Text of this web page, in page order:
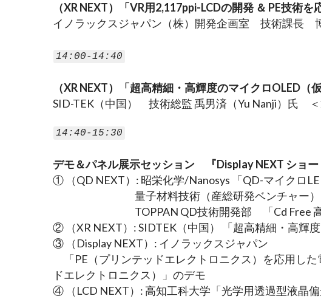
（XR NEXT）「VR用2,117ppi-LCDの開発 ＆ PE技術
イノラックスジャパン（株）開発企画室　技術課長　
14:00-14:40
（XR NEXT）「超高精細・高輝度のマイクロOLED（
SID-TEK（中国）　技術総監 禹男済（Yu Nanji）氏　
14:40-15:30
デモ＆パネル展示セッション　『Display NEXT ショー
① （QD NEXT）: 昭栄化学/Nanosys 「QD-マイクロ
量子材料技術（産総研発ベンチャー） 「ガ
TOPPAN QD技術開発部　「Cd Free 高
② （XR NEXT）: SIDTEK（中国） 「超高精細・高輝
③ （Display NEXT）: イノラックスジャパン
「PE（プリンテッドエレクトロニクス）を応用し
ドエレクトロニクス）」のデモ
④ （LCD NEXT）: 高知工科大学「光学用透過型液晶